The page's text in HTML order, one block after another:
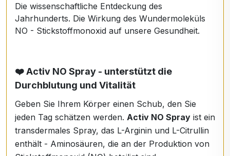
Die wissenschaftliche Entdeckung des
Jahrhunderts. Die Wirkung des Wundermoleküls
NO - Stickstoffmonoxid auf unsere Gesundheit.
❤️ Activ NO Spray - unterstützt die
Durchblutung und Vitalität
Geben Sie Ihrem Körper einen Schub, den Sie
jeden Tag schätzen werden. Activ NO Spray ist ein
transdermales Spray, das L-Arginin und L-Citrullin
enthält - Aminosäuren, die an der Produktion von